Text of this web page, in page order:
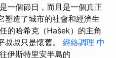
一個節日，而且是一個真正
塑造了城市的社會和經濟生
的哈希克（Hašek）的主角
叔叔只是懷舊。 經絡調理 中
伊斯特里安半島的